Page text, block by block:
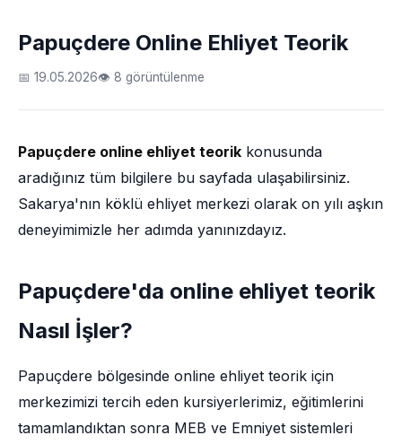
Papuçdere Online Ehliyet Teorik
📅 19.05.2026👁 8 görüntülenme
Papuçdere online ehliyet teorik konusunda
aradığınız tüm bilgilere bu sayfada ulaşabilirsiniz.
Sakarya'nın köklü ehliyet merkezi olarak on yılı aşkın
deneyimimizle her adımda yanınızdayız.
Papuçdere'da online ehliyet teorik
Nasıl İşler?
Papuçdere bölgesinde online ehliyet teorik için
merkezimizi tercih eden kursiyerlerimiz, eğitimlerini
tamamlandıktan sonra MEB ve Emniyet sistemleri